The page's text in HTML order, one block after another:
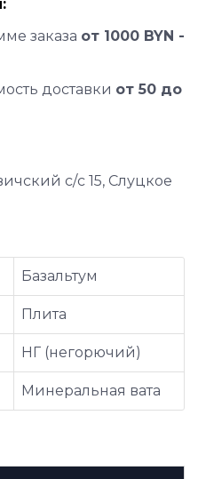
заказа от 1000 BYN -
доставки от 50 до
с/с 15, Слуцкое
Базальтум
Плита
НГ (негорючий)
Минеральная вата